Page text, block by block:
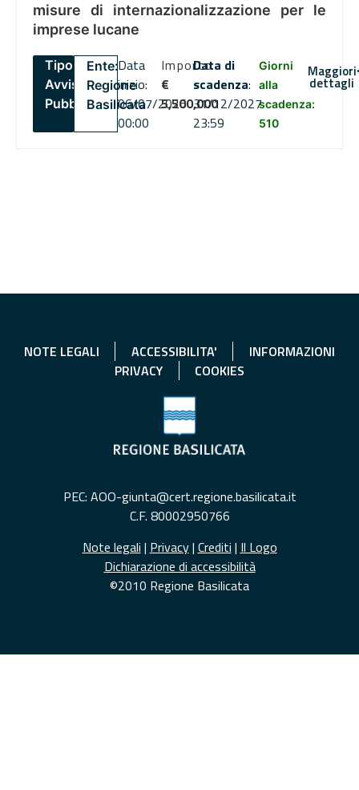
misure di internazionalizzazione per le
imprese lucane
Tipo:
Avviso
Pubblico
Ente:
Regione
Basilicata
Data
inizio:
06/07/2026
00:00
Importo
€
5,500,000
Data di
scadenza:
31/12/2027
23:59
Giorni
alla
scadenza:
510
Maggiori
dettagli
NOTE LEGALI ACCESSIBILITA'
INFORMAZIONI
PRIVACY
COOKIES
PEC: AOO-giunta@cert.regione.basilicata.it
C.F. 80002950766
Note legali | Privacy| Crediti | Il Logo
Dichiarazione di accessibilità
©2010 Regione Basilicata